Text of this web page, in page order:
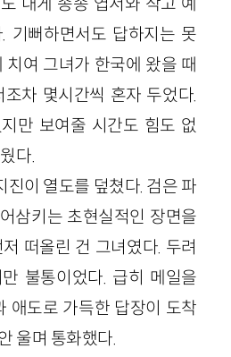
기뻐하면서도 답하지는 못
치여 그녀가 한국에 왔을 때
차 몇시간씩 혼자 두었다.
만 보여줄 시간도 힘도 없
다.
진이 열도를 덮쳤다. 검은 파
삼키는 초현실적인 장면을
떠올린 건 그녀였다. 두려
불통이었다. 급히 메일을
애도로 가득한 답장이 도착
울며 통화했다.